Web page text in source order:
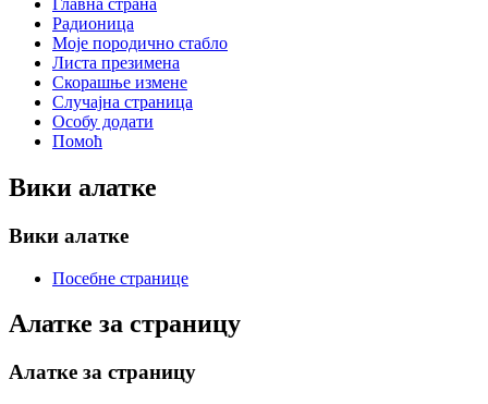
Главна страна
Радионица
Моје породично стабло
Листа презимена
Скорашње измене
Случајна страница
Особу додати
Помоћ
Вики алатке
Вики алатке
Посебне странице
Алатке за страницу
Алатке за страницу